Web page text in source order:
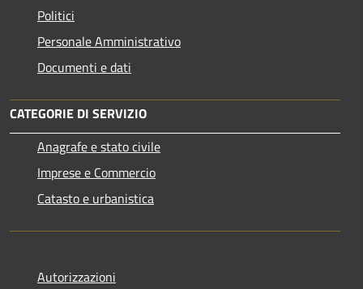
Politici
Personale Amministrativo
Documenti e dati
CATEGORIE DI SERVIZIO
Anagrafe e stato civile
Imprese e Commercio
Catasto e urbanistica
Autorizzazioni